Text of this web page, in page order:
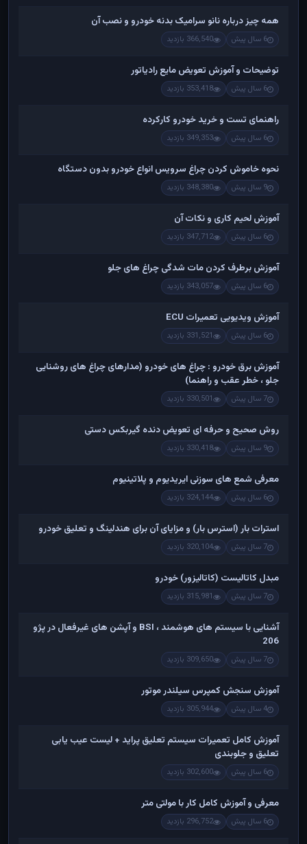
همه چیز درباره نانو سرامیک بدنه خودرو و نصب آن
6 سال پیش 366,540 بازدید
توضیحات و آموزش تعویض مایع رادیاتور
6 سال پیش 353,418 بازدید
راهنمای تست و خريد خودرو کارکرده
6 سال پیش 349,353 بازدید
نحوه خاموش کردن چراغ سرویس انواع خودرو بدون دستگاه
9 سال پیش 348,380 بازدید
آموزش لحیم کاری و نکات آن
6 سال پیش 347,712 بازدید
آموزش برطرف کردن مات شدگی چراغ های جلو
6 سال پیش 343,057 بازدید
آموزش ویدیویی تعمیرات ECU
6 سال پیش 331,521 بازدید
آموزش برق خودرو : چراغ های خودرو (مدارهای چراغ های روشنایی
جلو ، خطر عقب و راهنما)
7 سال پیش 330,501 بازدید
روش صحیح و حرفه ای تعویض دنده گیربکس دستی
9 سال پیش 330,418 بازدید
معرفی شمع های سوزنی ایریدیوم و پلاتینیوم
6 سال پیش 324,144 بازدید
استرات بار (استرس بار) و مزایای آن برای هندلینگ و تعلیق خودرو
7 سال پیش 320,104 بازدید
مبدل کاتالیست (کاتالیزور) خودرو
7 سال پیش 315,981 بازدید
آشنایی با سیستم های هوشمند ، BSI و آپشن های غیرفعال در پژو
206
7 سال پیش 309,650 بازدید
آموزش سنجش کمپرس سیلندر موتور
4 سال پیش 305,944 بازدید
آموزش کامل تعمیرات سیستم تعلیق پراید + لیست عیب یابی
تعلیق و جلوبندی
6 سال پیش 302,600 بازدید
معرفی و آموزش کامل کار با مولتی متر
6 سال پیش 296,752 بازدید